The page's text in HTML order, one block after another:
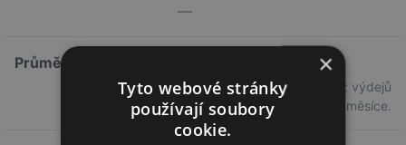
—
Průměrná cena
0,00 Kč
Průměrná cena z výdejů
předchozího měsíce.
×
Tyto webové stránky
používají soubory
cookie.